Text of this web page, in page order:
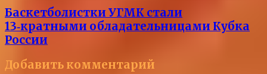
Баскетболистки УГМК стали
13‑кратными обладательницами Кубка
России
Добавить комментарий